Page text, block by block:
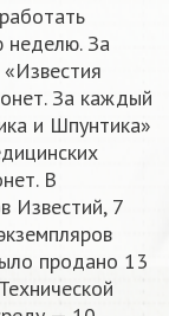
неделю. За
За каждый
и Шпунтика»
В
Известий, 7
продано 13